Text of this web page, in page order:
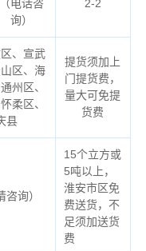
（电话咨
询）
2-2
、宣武
区、海
州区、
柔区、
县
提货须加上
门提货费，
量大可免提
货费
询）
15个立方或
5吨以上，
淮安市区免
费送货，不
足须加送货
费